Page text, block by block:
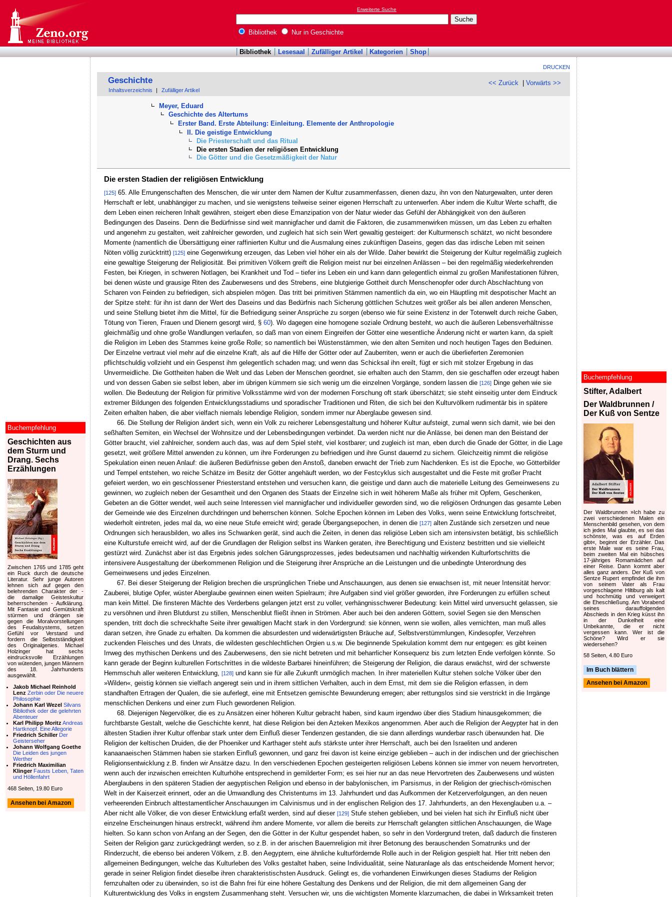
Erweiterte Suche
Bibliothek Nur in Geschichte
Bibliothek Lesesaal Zufälliger Artikel Kategorien Shop
DRUCKEN
<< Zurück |Vorwärts >>
Geschichte
Inhaltsverzeichnis Zufälliger Artikel
Meyer, Eduard
Geschichte des Altertums
Erster Band. Erste Abteilung: Einleitung. Elemente der Anthropologie
II. Die geistige Entwicklung
Die Priesterschaft und das Ritual
Die ersten Stadien der religiösen Entwicklung
Die Götter und die Gesetzmäßigkeit der Natur
Die ersten Stadien der religiösen Entwicklung
[125]65. Alle Errungenschaften des Menschen, die wir unter dem Namen der Kultur zusammenfassen, dienen dazu, ihn von den Naturgewalten, unter deren
Herrschaft er lebt, unabhängiger zu machen, und sie wenigstens teilweise seiner eigenen Herrschaft zu unterwerfen. Aber indem die Kultur Werte schafft, die
dem Leben einen reicheren Inhalt gewähren, steigert eben diese Emanzipation von der Natur wieder das Gefühl der Abhängigkeit von den äußeren
Bedingungen des Daseins. Denn die Bedürfnisse sind weit mannigfacher und damit die Faktoren, die zusammenwirken müssen, um das Leben zu erhalten
und angenehm zu gestalten, weit zahlreicher geworden, und zugleich hat sich sein Wert gewaltig gesteigert: der Kulturmensch schätzt, wo nicht besondere
Momente (namentlich die Übersättigung einer raffinierten Kultur und die Ausmalung eines zukünftigen Daseins, gegen das das irdische Leben mit seinen
Nöten völlig zurücktritt) [125]eine Gegenwirkung erzeugen, das Leben viel höher ein als der Wilde. Daher bewirkt die Steigerung der Kultur regelmäßig zugleich
eine gewaltige Steigerung der Religiosität. Bei primitiven Völkern greift die Religion meist nur bei einzelnen Anlässen – bei den regelmäßig wiederkehrenden
Festen, bei Kriegen, in schweren Notlagen, bei Krankheit und Tod – tiefer ins Leben ein und kann dann gelegentlich einmal zu großen Manifestationen führen,
bei denen wüste und grausige Riten des Zauberwesens und des Strebens, eine blutgierige Gottheit durch Menschenopfer oder durch Abschlachtung von
Scharen von Feinden zu befriedigen, sich abspielen mögen. Das tritt bei primitiven Stämmen namentlich da ein, wo ein Häuptling mit despotischer Macht an
der Spitze steht: für ihn ist dann der Wert des Daseins und das Bedürfnis nach Sicherung göttlichen Schutzes weit größer als bei allen anderen Menschen,
und seine Stellung bietet ihm die Mittel, für die Befriedigung seiner Ansprüche zu sorgen (ebenso wie für seine Existenz in der Totenwelt durch reiche Gaben,
Tötung von Tieren, Frauen und Dienern gesorgt wird, § 60). Wo dagegen eine homogene soziale Ordnung besteht, wo auch die äußeren Lebensverhältnisse
gleichmäßig und ohne große Wandlungen verlaufen, so daß man von einem Eingreifen der Götter eine wesentliche Änderung nicht er warten kann, da spielt
die Religion im Leben des Stammes keine große Rolle; so namentlich bei Wüstenstämmen, wie den alten Semiten und noch heutigen Tages den Beduinen.
Der Einzelne vertraut viel mehr auf die einzelne Kraft, als auf die Hilfe der Götter oder auf Zauberriten, wenn er auch die überlieferten Zeremonien
pflichtschuldig vollzieht und ein Gespenst ihm gelegentlich schaden mag; und wenn das Schicksal ihn ereilt, fügt er sich mit stolzer Ergebung in das
Unvermeidliche. Die Gottheiten haben die Welt und das Leben der Menschen geordnet, sie erhalten auch den Stamm, den sie geschaffen oder erzeugt haben
und von dessen Gaben sie selbst leben, aber im übrigen kümmern sie sich wenig um die einzelnen Vorgänge, sondern lassen die [126]Dinge gehen wie sie
wollen. Die Bedeutung der Religion für primitive Volksstämme wird von der modernen Forschung oft stark überschätzt; sie steht einseitig unter dem Eindruck
extremer Bildungen des folgenden Entwicklungsstadiums und sporadischer Traditionen und Riten, die sich bei den Kulturvölkern rudimentär bis in spätere
Zeiten erhalten haben, die aber vielfach niemals lebendige Religion, sondern immer nur Aberglaube gewesen sind.
66. Die Stellung der Religion ändert sich, wenn ein Volk zu reicherer Lebensgestaltung und höherer Kultur aufsteigt, zumal wenn sich damit, wie bei den
seßhaften Semiten, ein Wechsel der Wohnsitze und der Lebensbedingungen verbindet. Da werden nicht nur die Anlässe, bei denen man den Beistand der
Götter braucht, viel zahlreicher, sondern auch das, was auf dem Spiel steht, viel kostbarer; und zugleich ist man, eben durch die Gnade der Götter, in die Lage
gesetzt, weit größere Mittel anwenden zu können, um ihre Forderungen zu befriedigen und ihre Gunst dauernd zu sichern. Gleichzeitig nimmt die religiöse
Spekulation einen neuen Anlauf: die äußeren Bedürfnisse geben den Anstoß, daneben erwacht der Trieb zum Nachdenken. Es ist die Epoche, wo Götterbilder
und Tempel entstehen, wo reiche Schätze im Besitz der Götter angehäuft werden, wo der Festcyklus sich ausgestaltet und die Feste mit großer Pracht
gefeiert werden, wo ein geschlossener Priesterstand entstehen und versuchen kann, die geistige und dann auch die materielle Leitung des Gemeinwesens zu
gewinnen, wo zugleich neben der Gesamtheit und den Organen des Staats der Einzelne sich in weit höherem Maße als früher mit Opfern, Geschenken,
Gebeten an die Götter wendet, weil auch seine Interessen viel mannigfacher und individueller geworden sind, wo die religiösen Ordnungen das gesamte Leben
der Gemeinde wie des Einzelnen durchdringen und beherrschen können. Solche Epochen können im Leben des Volks, wenn seine Entwicklung fortschreitet,
wiederholt eintreten, jedes mal da, wo eine neue Stufe erreicht wird; gerade Übergangsepochen, in denen die [127]alten Zustände sich zersetzen und neue
Ordnungen sich herausbilden, wo alles ins Schwanken gerät, sind auch die Zeiten, in denen das religiöse Leben sich am intensivsten betätigt, bis schließlich
eine Kulturstufe erreicht wird, auf der die Grundlagen der Religion selbst ins Wanken geraten, ihre Berechtigung und Existenz bestritten und sie vielleicht
gestürzt wird. Zunächst aber ist das Ergebnis jedes solchen Gärungsprozesses, jedes bedeutsamen und nachhaltig wirkenden Kulturfortschritts die
intensivere Ausgestaltung der überkommenen Religion und die Steigerung ihrer Ansprüche an die Leistungen und die unbedingte Unterordnung des
Gemeinwesens und jedes Einzelnen.
67. Bei dieser Steigerung der Religion brechen die ursprünglichen Triebe und Anschauungen, aus denen sie erwachsen ist, mit neuer Intensität hervor:
Zauberei, blutige Opfer, wüster Aberglaube gewinnen einen weiten Spielraum; ihre Aufgaben sind viel größer geworden, ihre Forderungen zu erfüllen scheut
man kein Mittel. Die finsteren Mächte des Verderbens gelangen jetzt erst zu voller, verhängnisschwerer Bedeutung: kein Mittel wird unversucht gelassen, sie
zu versöhnen und ihren Blutdurst zu stillen, Menschenblut fließt ihnen in Strömen. Aber auch bei den anderen Göttern, soviel Segen sie den Menschen
spenden, tritt doch die schreckhafte Seite ihrer gewaltigen Macht stark in den Vordergrund: sie können, wenn sie wollen, alles vernichten, man muß alles
daran setzen, ihre Gnade zu erhalten. Da kommen die absurdesten und widerwärtigsten Bräuche auf, Selbstverstümmlungen, Kindesopfer, Verzehren
zuckenden Fleisches und des Unrats, die wildesten geschlechtlichen Orgien u.s.w. Die beginnende Spekulation kommt dem nur entgegen: es gibt keinen
Irrweg des mythischen Denkens und des Zauberwesens, den sie nicht betreten und mit beharrlicher Konsequenz bis zum letzten Ende verfolgen könnte. So
kann gerade der Beginn kulturellen Fortschrittes in die wildeste Barbarei hineinführen; die Steigerung der Religion, die daraus erwächst, wird der schwerste
Hemmschuh aller weiteren Entwicklung,
[128]und kann sie für alle Zukunft unmöglich machen. In ihrer materiellen Kultur stehen solche Völker über den
»Wilden«, geistig können sie vielfach angeregt sein und in ihrem sittlichen Verhalten, auch in dem Ernst, mit dem sie die Religion erfassen, in dem
standhaften Ertragen der Qualen, die sie auferlegt, eine mit Entsetzen gemischte Bewunderung erregen; aber rettungslos sind sie verstrickt in die Irrgänge
menschlichen Denkens und einer zum Fluch gewordenen Religion.
68. Diejenigen Negervölker, die es zu Ansätzen einer höheren Kultur gebracht haben, sind kaum irgendwo über dies Stadium hinausgekommen; die
furchtbarste Gestalt, welche die Geschichte kennt, hat diese Religion bei den Azteken Mexikos angenommen. Aber auch die Religion der Aegypter hat in den
ältesten Stadien ihrer Kultur offenbar stark unter dem Einfluß dieser Tendenzen gestanden, die sie dann allerdings wunderbar rasch überwunden hat. Die
Religion der keltischen Druiden, die der Phoeniker und Karthager steht aufs stärkste unter ihrer Herrschaft, auch bei den Israeliten und anderen
kanaanaeischen Stämmen haben sie starken Einfluß gewonnen, und ganz frei davon ist keine einzige geblieben – auch in der indischen und der griechischen
Religionsentwicklung z.B. finden wir Ansätze dazu. In den verschiedenen Epochen gesteigerten religiösen Lebens können sie immer von neuem hervortreten,
wenn auch der inzwischen erreichten Kulturhöhe entsprechend in gemilderter Form; es sei hier nur an das neue Hervortreten des Zauberwesens und wüsten
Aberglaubens in den späteren Stadien der aegyptischen Religion und ebenso in der babylonischen, im Parsismus, in der Religion der griechisch-römischen
Welt in der Kaiserzeit erinnert, oder an die Umwandlung des Christentums im 13. Jahrhundert und das Aufkommen der Ketzerverfolgungen, an den neuen
verheerenden Einbruch alttestamentlicher Anschauungen im Calvinismus und in der englischen Religion des 17. Jahrhunderts, an den Hexenglauben u.a. –
Aber nicht alle Völker, die von dieser Entwicklung erfaßt werden, sind auf dieser [129]Stufe stehen geblieben, und bei vielen hat sich ihr Einfluß nicht über
einzelne Erscheinungen hinaus erstreckt, während ihm andere Momente, vor allem die bereits zur Herrschaft gelangten sittlichen Anschauungen, die Wage
hielten. So kann schon von Anfang an der Segen, den die Götter in der Kultur gespendet haben, so sehr in den Vordergrund treten, daß dadurch die finsteren
Seiten der Religion ganz zurückgedrängt werden, so z.B. in der arischen Bauernreligion mit ihrer Betonung des berauschenden Somatrunks und der
Rinderzucht, die ebenso bei anderen Völkern, z.B. den Aegyptern, eine ähnliche kulturfördernde Rolle auch in der Religion gespielt hat. Hier tritt neben den
allgemeinen Bedingungen, welche das Kulturleben des Volks gestaltet haben, seine Individualität, seine Naturanlage als das entscheidende Moment hervor;
gerade in seiner Religion findet dieselbe ihren charakteristischsten Ausdruck. Gelingt es, die vorhandenen Einwirkungen dieses Stadiums der Religion
fernzuhalten oder zu überwinden, so ist die Bahn frei für eine höhere Gestaltung des Denkens und der Religion, die mit dem allgemeinen Gang der
Kulturentwicklung des Volks in engstem Zusammenhang steht. Versuchen wir, uns die wichtigsten Momente klarzumachen, die dabei in Wirksamkeit treten
Buchempfehlung
Stifter, Adalbert
Der Waldbrunnen /
Der Kuß von Sentze
Der Waldbrunnen »Ich habe zu
zwei verschiedenen Malen ein
Menschenbild gesehen, von dem
ich jedes Mal glaubte, es sei das
schönste, was es auf Erden
gibt«, beginnt der Erzähler. Das
erste Male war es seine Frau,
beim zweiten Mal ein hübsches
17-jähriges Romamädchen auf
einer Reise. Dann kommt aber
alles ganz anders. Der Kuß von
Sentze Rupert empfindet die ihm
von seinem Vater als Frau
vorgeschlagene Hiltiburg als kalt
und hochmütig und verweigert
die Eheschließung. Am Vorabend
seines darauffolgenden
Abschieds in den Krieg küsst ihn
in der Dunkelheit eine
Unbekannte, die er nicht
vergessen kann. Wer ist die
Schöne? Wird er sie
wiedersehen?
58 Seiten, 4.80 Euro
Im Buch blättern
Ansehen bei Amazon
Buchempfehlung
Geschichten aus
dem Sturm und
Drang. Sechs
Erzählungen
Zwischen 1765 und 1785 geht
ein Ruck durch die deutsche
Literatur. Sehr junge Autoren
lehnen sich auf gegen den
belehrenden Charakter der -
die damalige Geisteskultur
beherrschenden - Aufklärung.
Mit Fantasie und Gemütskraft
stürmen und drängen sie
gegen die Moralvorstellungen
des Feudalsystems, setzen
Gefühl vor Verstand und
fordern die Selbstständigkeit
des Originalgenies. Michael
Holzinger hat sechs
eindrucksvolle Erzählungen
von wütenden, jungen Männern
des 18. Jahrhunderts
ausgewählt.
Jakob Michael Reinhold
Lenz Zerbin oder Die neuere
Philosophie
Johann Karl Wezel Silvans
Bibliothek oder die gelehrten
Abenteuer
Karl Philipp Moritz Andreas
Hartknopf. Eine Allegorie
Friedrich Schiller Der
Geisterseher
Johann Wolfgang Goethe
Die Leiden des jungen
Werther
Friedrich Maximilian
Klinger Fausts Leben, Taten
und Höllenfahrt
468 Seiten, 19.80 Euro
Ansehen bei Amazon